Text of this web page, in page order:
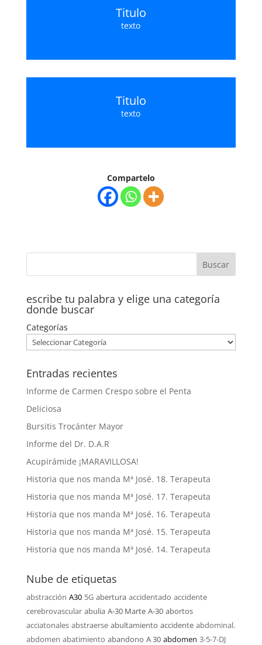
Titulo
texto
Titulo
texto
Compartelo
escribe tu palabra y elige una categoría
donde buscar
Categorías
Entradas recientes
Informe de Carmen Crespo sobre el Penta
Deliciosa
Bursitis Trocánter Mayor
Informe del Dr. D.A.R
Acupirámide ¡MARAVILLOSA!
Historia que nos manda Mª José. 18. Terapeuta
Historia que nos manda Mª José. 17. Terapeuta
Historia que nos manda Mª José. 16. Terapeuta
Historia que nos manda Mª José. 15. Terapeuta
Historia que nos manda Mª José. 14. Terapeuta
Nube de etiquetas
abstracción A30 5G abertura accidentado accidente
cerebrovascular abulia A-30 Marte A-30 abortos
acciatonales abstraerse abultamiento accidente abdominal.
abdomen abatimiento abandono A 30 abdomen 3-5-7-DJ